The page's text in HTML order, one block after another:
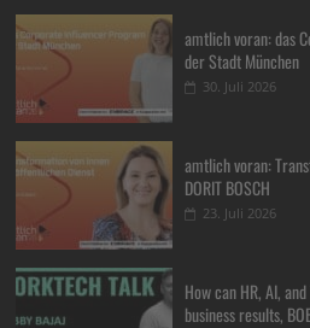
amtlich voran: das
der Stadt München
30. Juli 2026
amtlich voran:
DORIT BOSCH
23. Juli 2026
How can HR, AI,
business results,